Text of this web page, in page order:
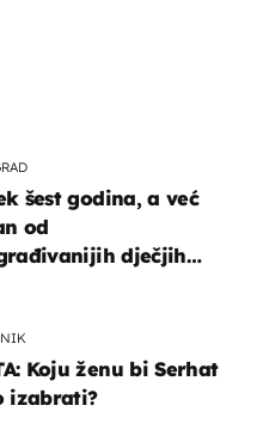
šest godina, a već
od
dječjih
Koju ženu bi Serhat
izabrati?